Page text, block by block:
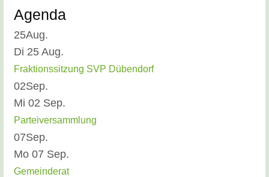
Agenda
25Aug.
Di 25 Aug.
Fraktionssitzung SVP Dübendorf
02Sep.
Mi 02 Sep.
Parteiversammlung
07Sep.
Mo 07 Sep.
Gemeinderat